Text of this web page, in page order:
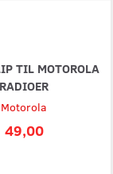
TIL MOTOROLA
RADIOER
Motorola
49,00